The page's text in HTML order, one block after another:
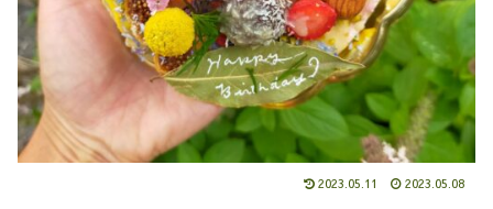
2023.05.11 2023.05.08